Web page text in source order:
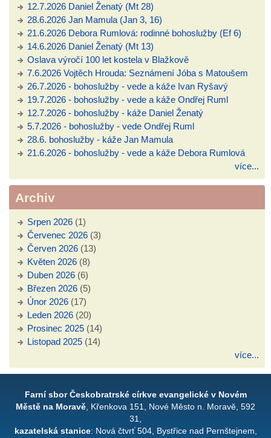
12.7.2026 Daniel Ženatý (Mt 28)
28.6.2026 Jan Mamula (Jan 3, 16)
21.6.2026 Debora Rumlová: rodinné bohoslužby (Ef 6)
14.6.2026 Daniel Ženatý (Mt 13)
Oslava výročí 100 let kostela v Blažkově
7.6.2026 Vojtěch Hrouda: Seznámení Jóba s Matoušem
26.7.2026 - bohoslužby - vede a káže Ivan Ryšavý
19.7.2026 - bohoslužby - vede a káže Ondřej Ruml
12.7.2026 - bohoslužby - káže Daniel Ženatý
5.7.2026 - bohoslužby - vede Ondřej Ruml
28.6. bohoslužby - káže Jan Mamula
21.6.2026 - bohoslužby - vede a káže Debora Rumlová
více...
Archiv
Srpen 2026 (1)
Červenec 2026 (3)
Červen 2026 (13)
Květen 2026 (8)
Duben 2026 (6)
Březen 2026 (5)
Únor 2026 (17)
Leden 2026 (20)
Prosinec 2025 (14)
Listopad 2025 (14)
více...
Farní sbor Českobratrské církve evangelické v Novém
Městě na Moravě, Křenkova 151, Nové Město n. Moravě, 592
31,
kazatelská stanice: Nová čtvrť 504, Bystřice nad Pernštejnem,